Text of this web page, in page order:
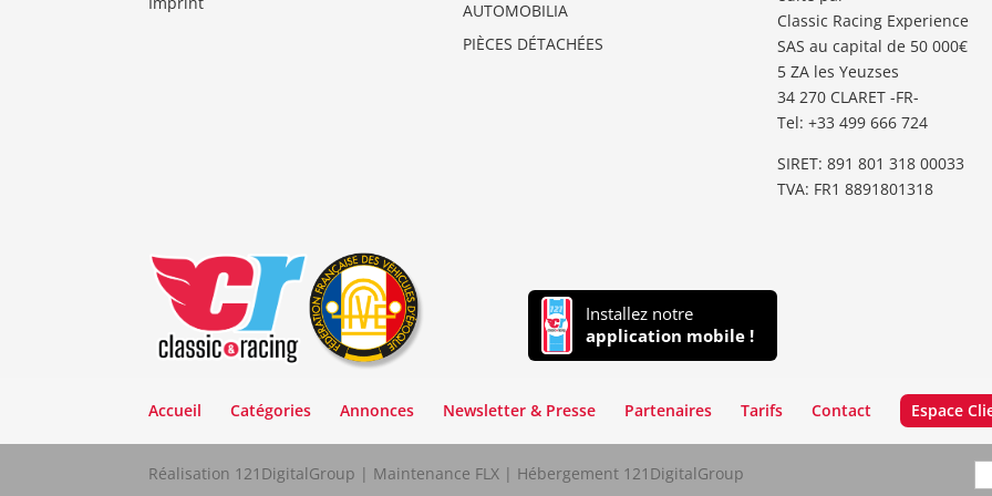
AUTOMOBILIA
PIÈCES DÉTACHÉES
Classic Racing Experience
SAS au capital de 50 000€
5 ZA les Yeuzses
34 270 CLARET -FR-
Tel: ‭+33 499 666 724‬
SIRET: 891 801 318 00033
TVA: FR1 8891801318
Installez notre
application mobile !
Accueil Catégories Annonces Newsletter & Presse Partenaires Tarifs Contact Espace
Réalisation 121DigitalGroup | Maintenance FLX | Hébergement 121DigitalGroup